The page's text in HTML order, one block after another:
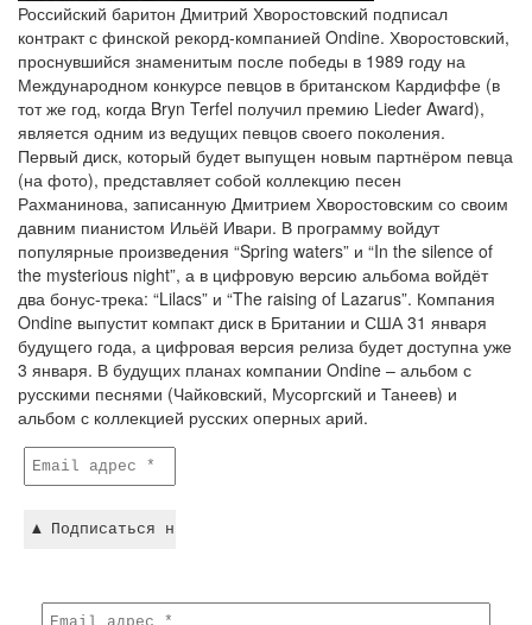
Российский баритон Дмитрий Хворостовский подписал
контракт с финской рекорд-компанией Ondine. Хворостовский,
проснувшийся знаменитым после победы в 1989 году на
Международном конкурсе певцов в британском Кардиффе (в
тот же год, когда Bryn Terfel получил премию Lieder Award),
является одним из ведущих певцов своего поколения.
Первый диск, который будет выпущен новым партнёром певца
(на фото), представляет собой коллекцию песен
Рахманинова, записанную Дмитрием Хворостовским со своим
давним пианистом Ильёй Ивари. В программу войдут
популярные произведения “Spring waters” и “In the silence of
the mysterious night”, а в цифровую версию альбома войдёт
два бонус-трека: “Lilacs” и “The raising of Lazarus”. Компания
Ondine выпустит компакт диск в Британии и США 31 января
будущего года, а цифровая версия релиза будет доступна уже
3 января. В будущих планах компании Ondine – альбом с
русскими песнями (Чайковский, Мусоргский и Танеев) и
альбом с коллекцией русских оперных арий.